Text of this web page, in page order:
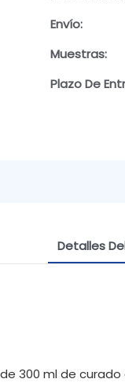
Envío:
Muestras:
Plazo De
Detalles